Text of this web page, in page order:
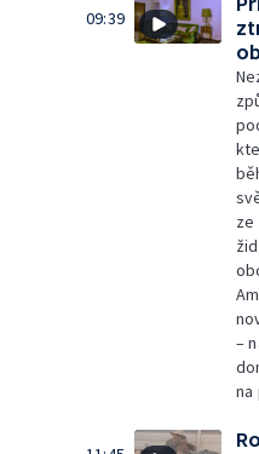
09:39
ze
–
na